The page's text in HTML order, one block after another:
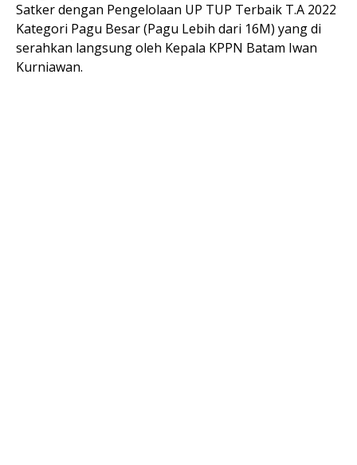
Satker dengan Pengelolaan UP TUP Terbaik T.A 2022
Kategori Pagu Besar (Pagu Lebih dari 16M) yang di
serahkan langsung oleh Kepala KPPN Batam Iwan
Kurniawan.